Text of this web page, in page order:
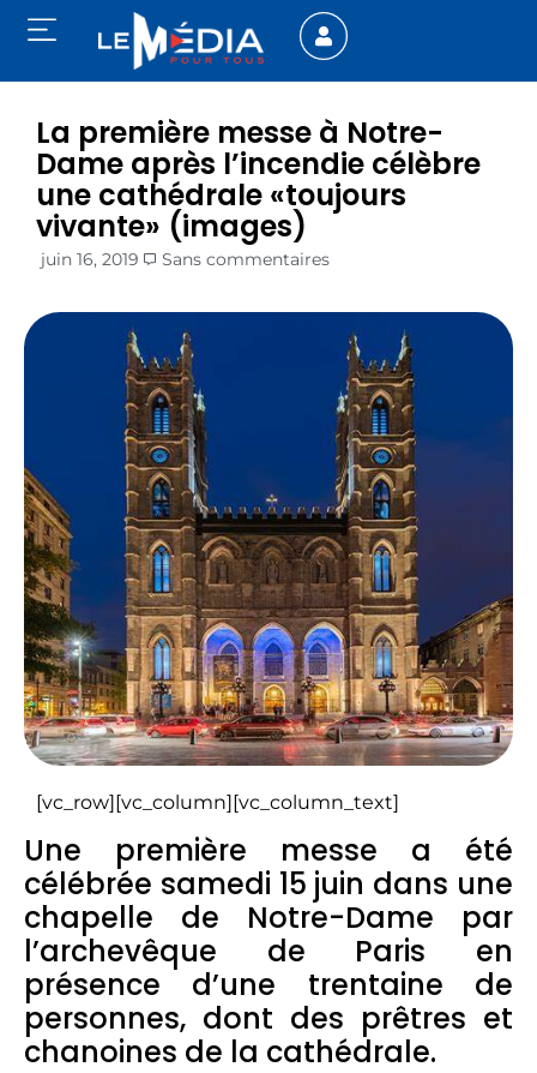
La première messe à Notre-
Dame après l’incendie célèbre
une cathédrale «toujours
vivante» (images)
juin 16, 2019 Sans commentaires
[vc_row][vc_column][vc_column_text]
Une première messe a été
célébrée samedi 15 juin dans une
chapelle de Notre-Dame par
l’archevêque de Paris en
présence d’une trentaine de
personnes, dont des prêtres et
chanoines de la cathédrale.